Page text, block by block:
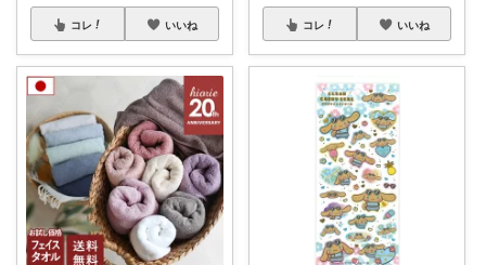
コレ いいね コレ いいね